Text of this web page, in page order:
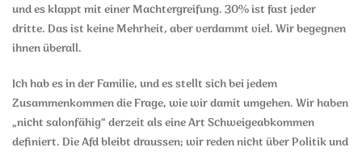
und es klappt mit einer Machtergreifung. 30% ist fast jeder
dritte. Das ist keine Mehrheit, aber verdammt viel. Wir begegnen
ihnen überall.
Ich hab es in der Familie, und es stellt sich bei jedem
Zusammenkommen die Frage, wie wir damit umgehen. Wir haben
„nicht salonfähig“ derzeit als eine Art Schweigeabkommen
definiert. Die Afd bleibt draussen; wir reden nicht über Politik und